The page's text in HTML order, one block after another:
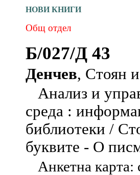
НОВИ КНИГИ
Общ отдел
Б/027/Д 43
Денчев, Стоян
Анализ и
среда :
библиотеки /
буквите - О
Анкетна